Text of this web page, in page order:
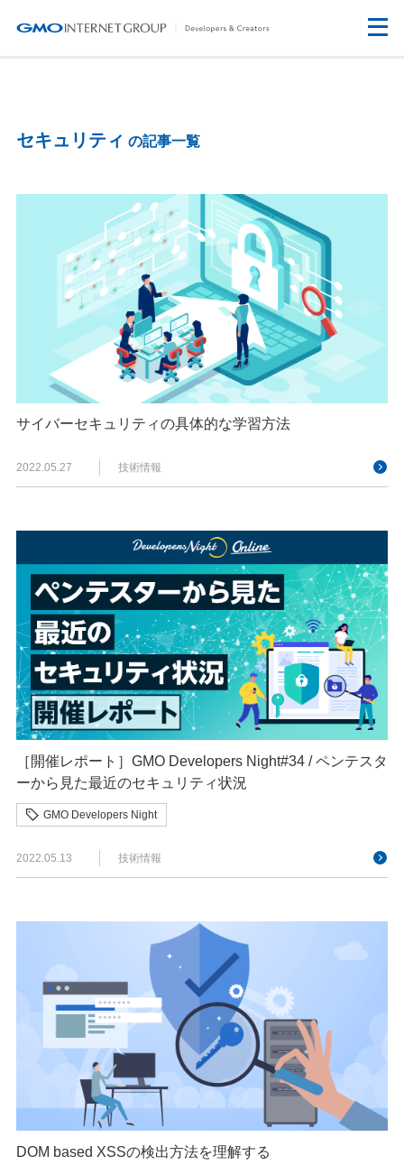
セキュリティ の記事一覧
サイバーセキュリティの具体的な学習方法
2022.05.27 技術情報
［開催レポート］GMO Developers Night#34 / ペンテスタ
ーから見た最近のセキュリティ状況
GMO Developers Night
2022.05.13
技術情報
DOM based XSSの検出方法を理解する